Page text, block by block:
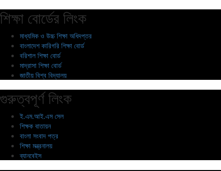
শিক্ষা বোর্ডের লিংক
মাধ্যমিক ও উচ্চ শিক্ষা অধিদপ্তর
বাংলাদেশ কারিগরি শিক্ষা বোর্ড
বরিশাল শিক্ষা বোর্ড
মাদ্রাসা শিক্ষা বোর্ড
জাতীয় বিশ্ব বিদ্যালয়
গুরুত্বপূর্ণ লিংক
ই.এম.আই.এস সেল
শিক্ষক বাতায়ন
বাংলা সংবাদ পত্র
শিক্ষা মন্ত্রনালয়
ব্যানবেইস